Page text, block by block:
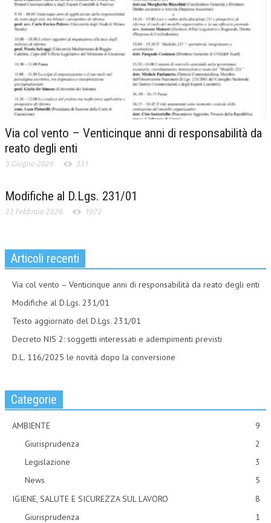
Via col vento – Venticinque anni di responsabilità da
reato degli enti
3 Giugno 2026 331
Modifiche al D.Lgs. 231/01
23 Febbraio 2026 1072
Articoli recenti
Via col vento – Venticinque anni di responsabilità da reato degli enti
Modifiche al D.Lgs. 231/01
Testo aggiornato del D.Lgs. 231/01
Decreto NIS 2: soggetti interessati e adempimenti previsti
D.L. 116/2025 le novità dopo la conversione
Categorie
AMBIENTE
9
Giurisprudenza
2
Legislazione
3
News
5
IGIENE, SALUTE E SICUREZZA SUL LAVORO
8
Giurisprudenza
1